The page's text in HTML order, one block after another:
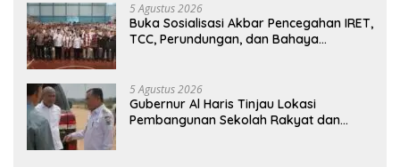
5 Agustus 2026
Buka Sosialisasi Akbar Pencegahan IRET,
TCC, Perundungan, dan Bahaya
masa depan sudah ada di tangan”
5 Agustus 2026
Gubernur Al Haris Tinjau Lokasi
Pembangunan Sekolah Rakyat dan